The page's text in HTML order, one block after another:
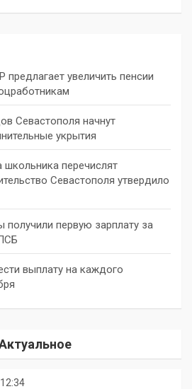
увеличить пенсии
Севастополя начнут
укрытия
школьника перечислят
Севастополя утвердило
первую зарплату за
выплату на каждого